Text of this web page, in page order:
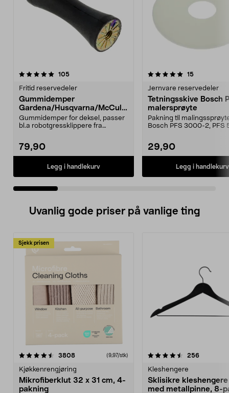
105anmeldelser
Fritid reservedeler
Gummidemper
Gardena/Husqvarna/McCullo
ch/Flymo
Gummidemper for deksel, passer
bl.a robotgressklippere fra
79,90
Legg i handlekurv
5.0 av 5 stjerner 15anmeldelser
Jernvare reservedeler
Tetningsskive Bosch
malersprøyte
Pakning til
Bosch PFS 3000-2, PFS
29,90
Legg i handlekurv
4.5 av 5 stjerner
Uvanlig gode priser på vanlige ting
Sjekk prisen
3808anmeldelser(9,97/stk)
Kjøkkenrengjøring
Mikrofiberklut 32 x 31 cm, 4-
pakning
4.5av 5 stjerner 256
Kleshengere
Sklisikre
med metallpinne, 8-
4.5av 5 stjerner